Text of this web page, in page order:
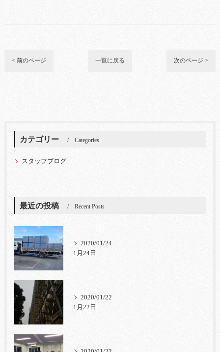
< 前のページ 一覧に戻る 次のページ >
カテゴリー Categories
スタッフブログ
最近の投稿 Recent Posts
2020/01/24
1月24日
2020/01/22
1月22日